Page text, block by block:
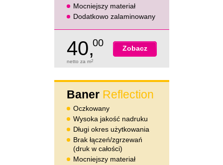
Mocniejszy materiał
Dodatkowo zalaminowany
Zobacz
40,00
netto za m2
Baner Reflection
Oczkowany
Wysoka jakość nadruku
Długi okres użytkowania
Brak łączeń/zgrzewań
(druk w całości)
Mocniejszy materiał